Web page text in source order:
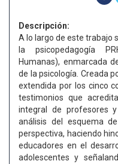
Descripción:
A lo largo de este trabajo
la psicopedagogía
Humanas), enmarcada
de la psicología. Creada
extendida por los cinco
testimonios que
integral de profesores
análisis del esquema
perspectiva, haciendo
educadores en el
adolescentes y